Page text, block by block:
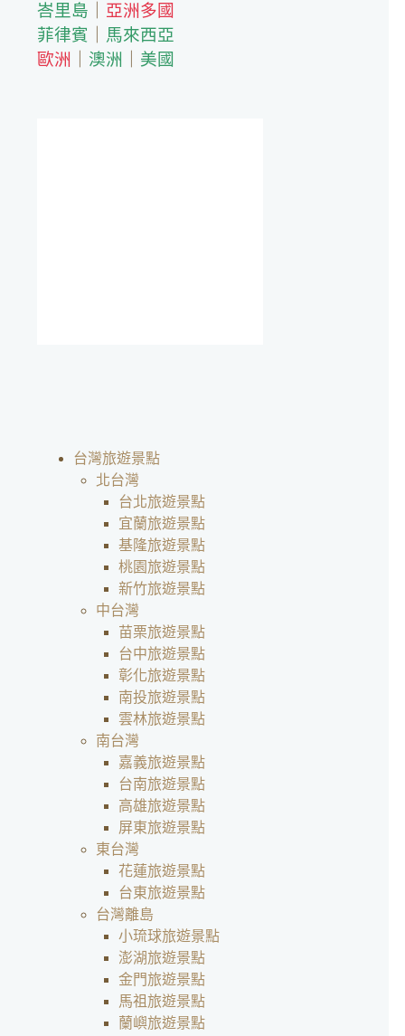
峇里島
亞洲多國
菲律賓
馬來西亞
歐洲
澳洲 美國
台灣旅遊景點
北台灣
台北旅遊景點
宜蘭旅遊景點
基隆旅遊景點
桃園旅遊景點
新竹旅遊景點
中台灣
苗栗旅遊景點
台中旅遊景點
彰化旅遊景點
南投旅遊景點
雲林旅遊景點
南台灣
嘉義旅遊景點
台南旅遊景點
高雄旅遊景點
屏東旅遊景點
東台灣
花蓮旅遊景點
台東旅遊景點
台灣離島
小琉球旅遊景點
澎湖旅遊景點
金門旅遊景點
馬祖旅遊景點
蘭嶼旅遊景點